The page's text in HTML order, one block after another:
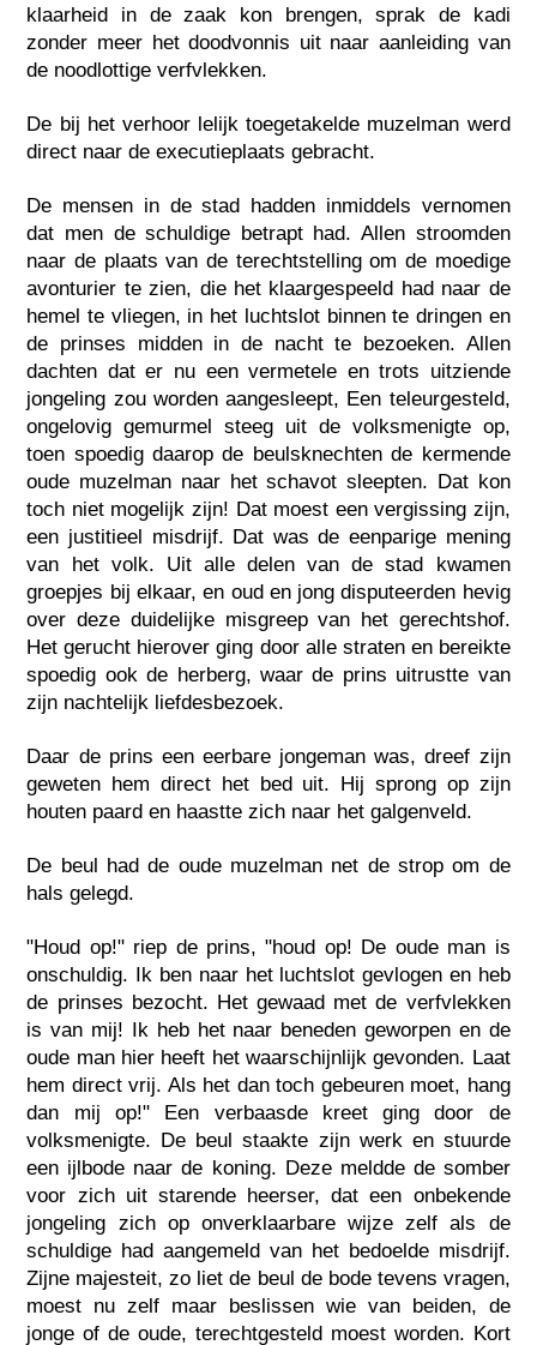
klaarheid in de zaak kon brengen, sprak de kadi
zonder meer het doodvonnis uit naar aanleiding van
de noodlottige verfvlekken.
De bij het verhoor lelijk toegetakelde muzelman werd
direct naar de executieplaats gebracht.
De mensen in de stad hadden inmiddels vernomen
dat men de schuldige betrapt had. Allen stroomden
naar de plaats van de terechtstelling om de moedige
avonturier te zien, die het klaargespeeld had naar de
hemel te vliegen, in het luchtslot binnen te dringen en
de prinses midden in de nacht te bezoeken. Allen
dachten dat er nu een vermetele en trots uitziende
jongeling zou worden aangesleept, Een teleurgesteld,
ongelovig gemurmel steeg uit de volksmenigte op,
toen spoedig daarop de beulsknechten de kermende
oude muzelman naar het schavot sleepten. Dat kon
toch niet mogelijk zijn! Dat moest een vergissing zijn,
een justitieel misdrijf. Dat was de eenparige mening
van het volk. Uit alle delen van de stad kwamen
groepjes bij elkaar, en oud en jong disputeerden hevig
over deze duidelijke misgreep van het gerechtshof.
Het gerucht hierover ging door alle straten en bereikte
spoedig ook de herberg, waar de prins uitrustte van
zijn nachtelijk liefdesbezoek.
Daar de prins een eerbare jongeman was, dreef zijn
geweten hem direct het bed uit. Hij sprong op zijn
houten paard en haastte zich naar het galgenveld.
De beul had de oude muzelman net de strop om de
hals gelegd.
"Houd op!" riep de prins, "houd op! De oude man is
onschuldig. Ik ben naar het luchtslot gevlogen en heb
de prinses bezocht. Het gewaad met de verfvlekken
is van mij! Ik heb het naar beneden geworpen en de
oude man hier heeft het waarschijnlijk gevonden. Laat
hem direct vrij. Als het dan toch gebeuren moet, hang
dan mij op!" Een verbaasde kreet ging door de
volksmenigte. De beul staakte zijn werk en stuurde
een ijlbode naar de koning. Deze meldde de somber
voor zich uit starende heerser, dat een onbekende
jongeling zich op onverklaarbare wijze zelf als de
schuldige had aangemeld van het bedoelde misdrijf.
Zijne majesteit, zo liet de beul de bode tevens vragen,
moest nu zelf maar beslissen wie van beiden, de
jonge of de oude, terechtgesteld moest worden. Kort